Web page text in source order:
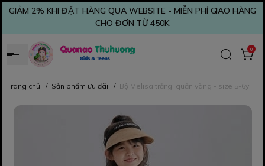
GIẢM 2% KHI ĐẶT HÀNG QUA WEBSITE - MIỄN PHÍ GIAO HÀNG
CHO ĐƠN TỪ 450K
0
Trang chủ / Sản phẩm ưu đãi / Bộ Melisa trắng, quần vàng - size 5-6y